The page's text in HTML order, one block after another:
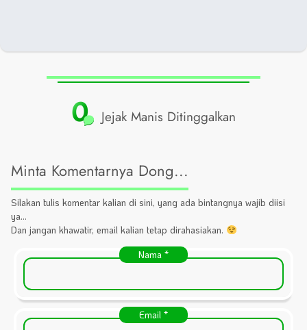
0 Jejak Manis Ditinggalkan
Minta Komentarnya Dong...
Silakan tulis komentar kalian di sini, yang ada bintangnya wajib diisi
ya...
Dan jangan khawatir, email kalian tetap dirahasiakan.
Nama *
Email *